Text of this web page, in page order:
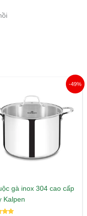
-49%
gà inox 304 cao cấp
Kalpen
là:
1.690.000 ₫.
Giá
hiện
là:
865.000